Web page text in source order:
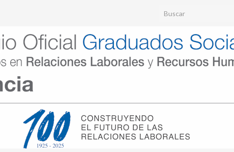
Search for: